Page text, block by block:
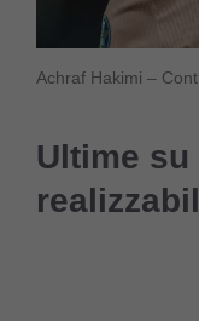
Achraf Hakimi –
Ultime su